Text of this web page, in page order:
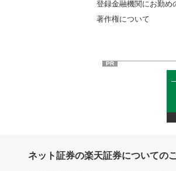
登録金融機関にお勤め
著作権について
PR
ネット証券の楽天証券についての